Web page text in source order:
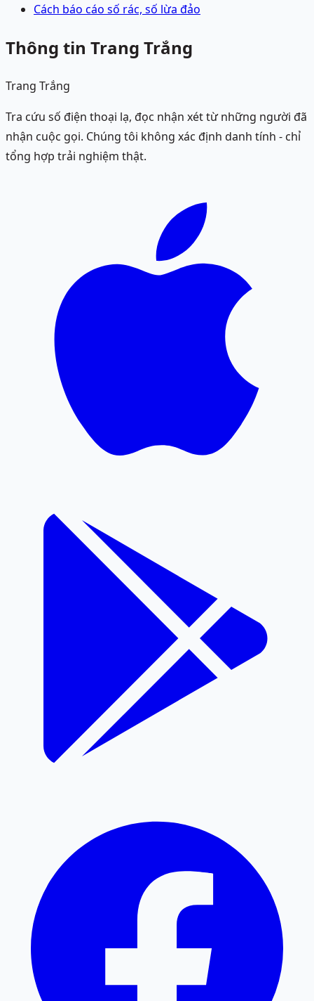
Cách báo cáo số rác, số lừa đảo
Thông tin Trang Trắng
Trang Trắng
Tra cứu số điện thoại lạ, đọc nhận xét từ những người đã
nhận cuộc gọi. Chúng tôi không xác định danh tính - chỉ
tổng hợp trải nghiệm thật.